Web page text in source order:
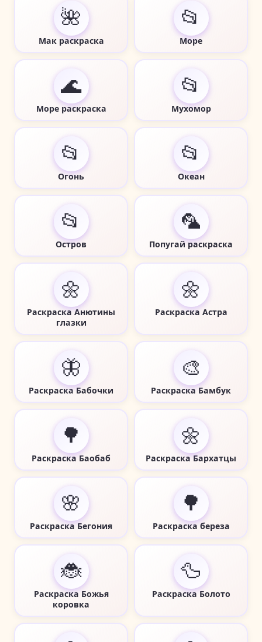
🌺
Мак раскраска
📂
Море
🌊
Море раскраска
📂
Мухомор
📂
Огонь
📂
Океан
📂
Остров
🦜
Попугай раскраска
🌼
Раскраска Анютины
глазки
🌼
Раскраска Астра
🦋
Раскраска Бабочки
🎨
Раскраска Бамбук
🌳
Раскраска Баобаб
🌼
Раскраска Бархатцы
🌸
Раскраска Бегония
🌳
Раскраска береза
🐞
Раскраска Божья
коровка
🦆
Раскраска Болото